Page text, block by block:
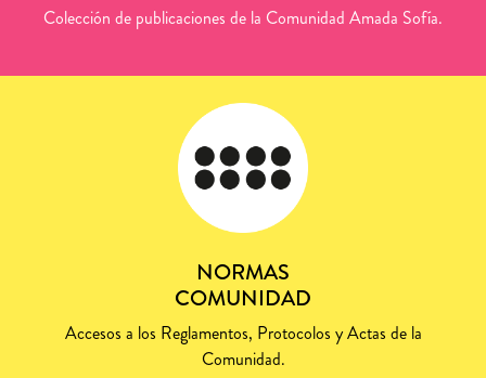
Colección de publicaciones de la Comunidad Amada Sofía.
NORMAS
COMUNIDAD
Accesos a los Reglamentos, Protocolos y Actas de la
Comunidad.